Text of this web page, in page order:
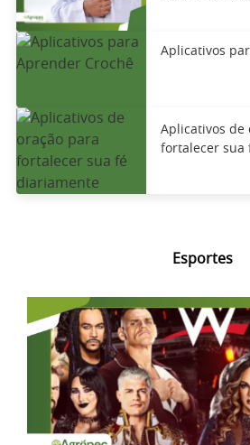
Aplicativos
Aplicativos de
fortalecer sua
Esportes